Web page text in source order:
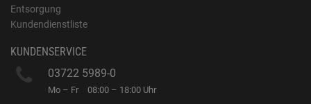
Entsorgung
Kundendienstliste
KUNDENSERVICE
03722 5989-0
Mo – Fr 08:00 – 18:00 Uhr